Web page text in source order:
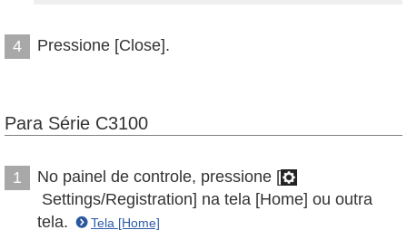
4 Pressione [Close].
Para Série C3100
1
No painel de controle, pressione [
Settings/Registration] na tela [Home] ou outra
tela.
Tela [Home]